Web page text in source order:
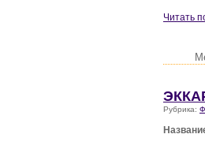
Читать
Рубрика: